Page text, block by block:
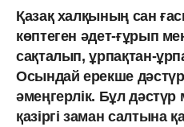
Қазақ халқының сан
көптеген әдет-ғұрып
сақталып, ұрпақтан-
Осындай ерекше
әмеңгерлік. Бұл
қазіргі заман салтына